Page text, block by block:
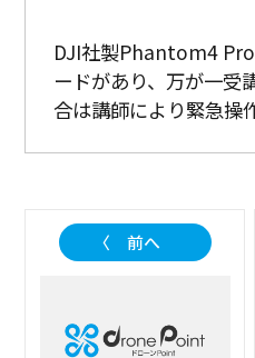
DJI社製Phantom4
ードがあり、万が一受
合は講師により緊急操
〈 前へ